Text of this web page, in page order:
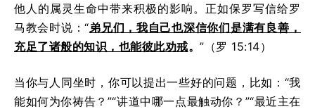
他人的属灵生命中带来积极的影响。正如保罗写信给罗
马教会时说：“弟兄们，我自己也深信你们是满有良善，
充足了诸般的知识，也能彼此劝戒。 ”（罗 15:14）
当你与人同坐时，你可以提出一些好的问题，比如：“我
能如何为你祷告？”“讲道中哪一点最触动你？”“最近主在